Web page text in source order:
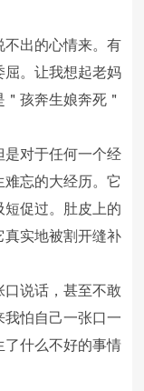
不出的心情来。有
屈。让我想起老妈
孩奔生娘奔死＂
是对于任何一个经
忘的大经历。它
促过。肚皮上的
真实地被割开缝补
说话，甚至不敢
怕自己一张口一
了什么不好的事情